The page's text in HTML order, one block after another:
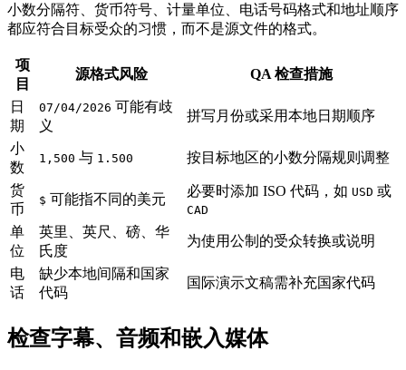
小数分隔符、货币符号、计量单位、电话号码格式和地址顺序
都应符合目标受众的习惯，而不是源文件的格式。
项
目
源格式风险 QA 检查措施
日
期
07/04/2026 可能有歧
义
拼写月份或采用本地日期顺序
小
数
1,500 与 1.500 按目标地区的小数分隔规则调整
货
币
$ 可能指不同的美元
必要时添加 ISO 代码，如 USD 或
CAD
单
位
英里、英尺、磅、华
氏度
为使用公制的受众转换或说明
电
话
缺少本地间隔和国家
代码
国际演示文稿需补充国家代码
检查字幕、音频和嵌入媒体